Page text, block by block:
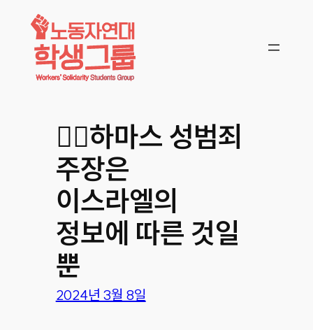
콘텐츠로
바로가기
🤷‍♀️하마스 성범죄
주장은
이스라엘의
정보에 따른 것일
뿐
2024년 3월 8일